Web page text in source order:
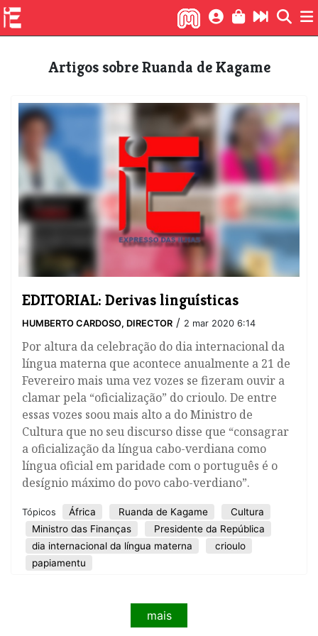
Artigos sobre Ruanda de Kagame
EDITORIAL: Derivas linguísticas
HUMBERTO CARDOSO, DIRECTOR / 2 mar 2020 6:14
​Por altura da celebração do dia internacional da
língua materna que acontece anualmente a 21 de
Fevereiro mais uma vez vozes se fizeram ouvir a
clamar pela “oficialização” do crioulo. De entre
essas vozes soou mais alto a do Ministro de
Cultura que no seu discurso disse que “consagrar
a oficialização da língua cabo-verdiana como
língua oficial em paridade com o português é o
desígnio máximo do povo cabo-verdiano”.
Tópicos África Ruanda de Kagame
Cultura
Ministro das Finanças
Presidente da República
dia internacional da língua materna
crioulo
papiamentu
mais